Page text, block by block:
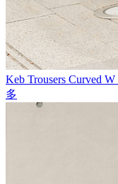
Keb Trousers Curved W
多